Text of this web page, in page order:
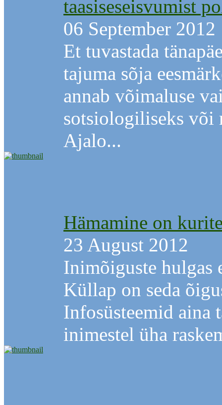
taasiseseisvumist
06 September 2012
Et tuvastada
tajuma sõja
annab võimaluse
sotsiologiliseks või
Ajalo...
Hämamine on
23 August 2012
Inimõiguste hulgas
Küllap on seda
Infosüsteemid aina
inimestel üha